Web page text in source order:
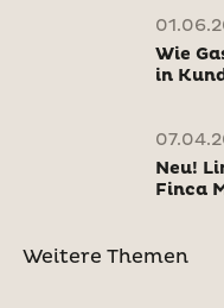
Wie
in
Neu!
Finca
Weitere Themen